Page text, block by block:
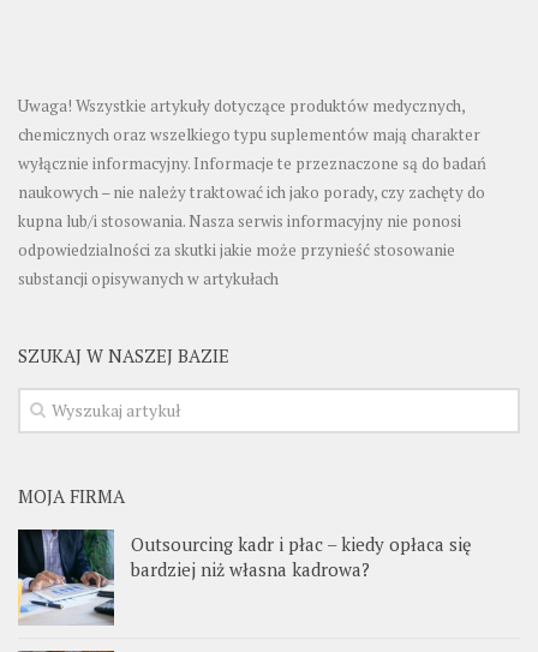
Uwaga! Wszystkie artykuły dotyczące produktów medycznych,
chemicznych oraz wszelkiego typu suplementów mają charakter
wyłącznie informacyjny. Informacje te przeznaczone są do badań
naukowych – nie należy traktować ich jako porady, czy zachęty do
kupna lub/i stosowania. Nasza serwis informacyjny nie ponosi
odpowiedzialności za skutki jakie może przynieść stosowanie
substancji opisywanych w artykułach
SZUKAJ W NASZEJ BAZIE
MOJA FIRMA
Outsourcing kadr i płac – kiedy opłaca się
bardziej niż własna kadrowa?